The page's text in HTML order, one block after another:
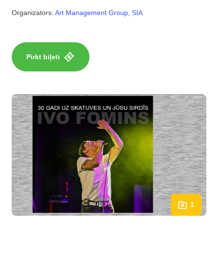
Organizators: Art Management Group, SIA
Pirkt biļeti
1